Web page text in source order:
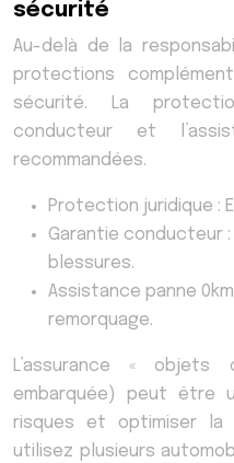
sécurité
Au-delà de la
protections
sécurité. La
conducteur et
recommandées.
Protection juridique :
Garantie conducteur
blessures.
Assistance panne
remorquage.
L’assurance « objets
embarquée) peut être
risques et optimiser
utilisez plusieurs